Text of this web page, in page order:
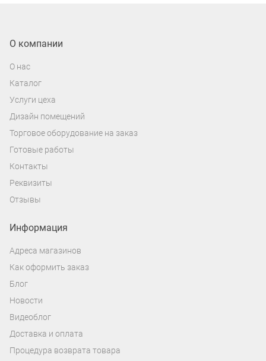
ценников и полок стеллажей.
"Tegometal", "OZMA", "Русь", "Vitrum", "Mago",
"Kifato", "SEV", "Linde". В каталоге
представлен широкий ассортимент
цветов, в том числе прозрачные
ценникодержатели.
Ценникодержатели защищают ценники от
загрязнений, устойчивы к влаге и
температурным перепадам, а также
информацию без повреждений. Крепятся
ЦЕННИКОДЕРЖАТЕЛИ
Профильные полочные
ценникодержатели – практичный выбор
для удобного размещения ценников на
О компании
О нас
Каталог
Услуги цеха
Дизайн помещений
Торговое оборудование на заказ
Готовые работы
Контакты
Реквизиты
Отзывы
Информация
Адреса магазинов
Как оформить заказ
Блог
Новости
Видеоблог
Доставка и оплата
Процедура возврата товара